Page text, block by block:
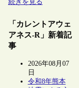
続きを見る
「カレントアウェ
アネス-R」新着記
事
2026年08月07
日
令和8年熊本